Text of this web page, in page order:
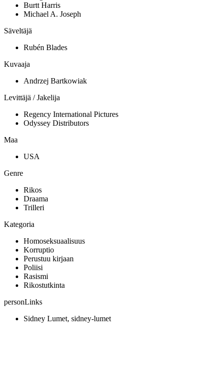
Burtt Harris
Michael A. Joseph
Säveltäjä
Rubén Blades
Kuvaaja
Andrzej Bartkowiak
Levittäjä / Jakelija
Regency International Pictures
Odyssey Distributors
Maa
USA
Genre
Rikos
Draama
Trilleri
Kategoria
Homoseksuaalisuus
Korruptio
Perustuu kirjaan
Poliisi
Rasismi
Rikostutkinta
personLinks
Sidney Lumet, sidney-lumet